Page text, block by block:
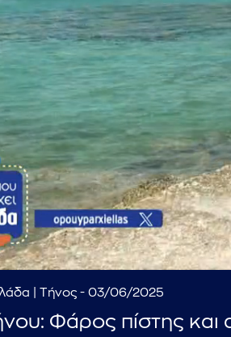
| Τήνος - 03/06/2025
Φάρος πίστης και